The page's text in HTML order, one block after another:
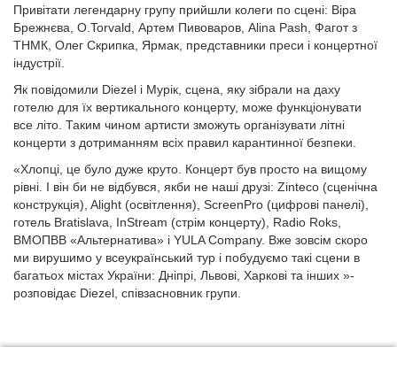
Привітати легендарну групу прийшли колеги по сцені: Віра
Брежнєва, O.Torvald, Артем Пивоваров, Alina Pash, Фагот з
ТНМК, Олег Скрипка, Ярмак, представники преси і концертної
індустрії.
Як повідомили Diezel і Мурік, сцена, яку зібрали на даху
готелю для їх вертикального концерту, може функціонувати
все літо. Таким чином артисти зможуть організувати літні
концерти з дотриманням всіх правил карантинної безпеки.
«Хлопці, це було дуже круто. Концерт був просто на вищому
рівні. І він би не відбувся, якби не наші друзі: Zinteco (сценічна
конструкція), Alight (освітлення), ScreenPro (цифрові панелі),
готель Bratislava, InStream (стрім концерту), Radio Roks,
ВМОПВВ «Альтернатива» і YULA Company. Вже зовсім скоро
ми вирушимо у всеукраїнський тур і побудуємо такі сцени в
багатьох містах України: Дніпрі, Львові, Харкові та інших »-
розповідає Diezel, співзасновник групи.